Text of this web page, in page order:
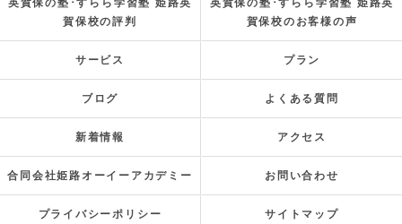
賀保校の評判
賀保校のお客様の声
サービス プラン
ブログ よくある質問
新着情報 アクセス
合同会社姫路オーイーアカデミー お問い合わせ
プライバシーポリシー サイトマップ